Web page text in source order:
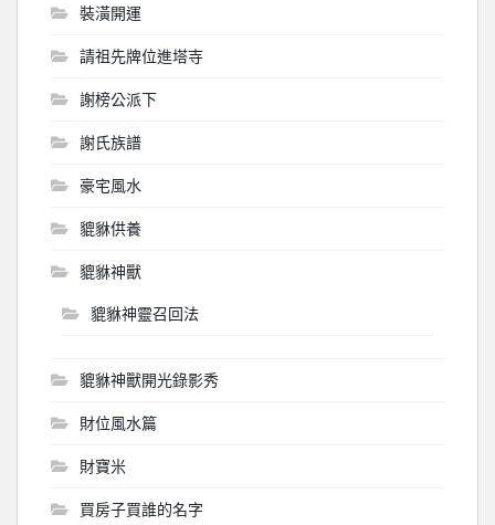
裝潢開運
請祖先牌位進塔寺
謝榜公派下
謝氏族譜
豪宅風水
貔貅供養
貔貅神獸
貔貅神靈召回法
貔貅神獸開光錄影秀
財位風水篇
財寶米
買房子買誰的名字